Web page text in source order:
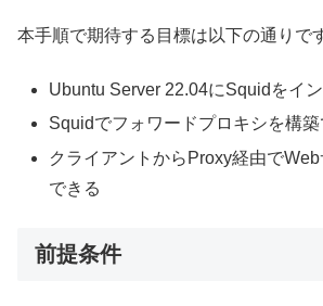
本手順で期待する目標は以下の通りで
Ubuntu Server 22.04にSquidをイ
Squidでフォワードプロキシを構築
クライアントからProxy経由で
できる
前提条件